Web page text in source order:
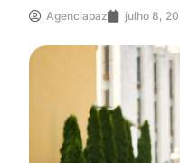
Agenciapaz julho 8,